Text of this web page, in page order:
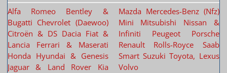
Alfa Romeo
Bentley &
Bugatti Chevrolet (Daewoo)
Citroën & DS Dacia Fiat &
Lancia
Ferrari & Maserati
Honda Hyundai & Genesis
Jaguar & Land Rover
Kia
Mazda Mercedes-Benz (Nfz)
Mini
Mitsubishi
Nissan &
Infiniti
Peugeot
Porsche
Renault
Rolls-Royce
Saab
Smart Suzuki Toyota, Lexus
Volvo